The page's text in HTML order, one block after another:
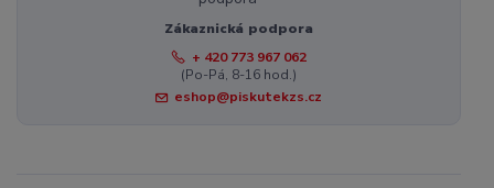
Zákaznická podpora
+ 420 773 967 062
(Po-Pá, 8-16 hod.)
eshop@piskutekzs.cz